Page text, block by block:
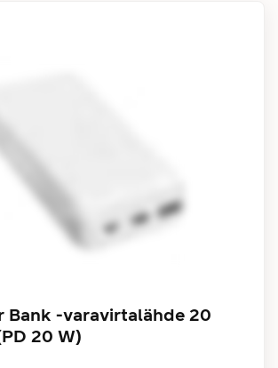
Bank -varavirtalähde 20
20 W)